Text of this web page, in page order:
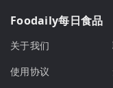
Foodaily每日食品
关于我们
使用协议